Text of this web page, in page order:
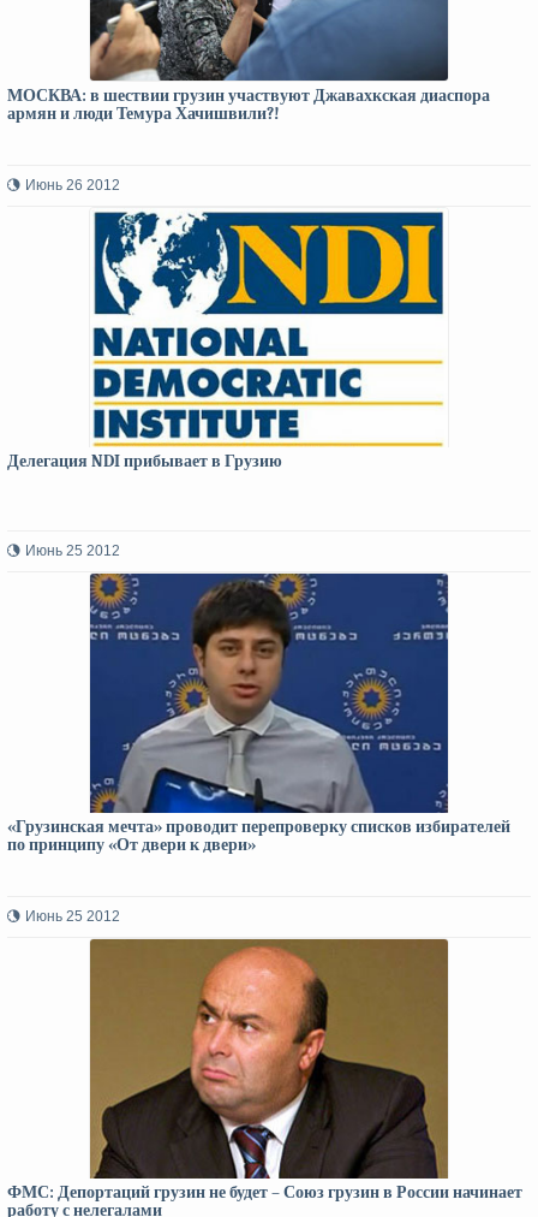
МОСКВА: в шествии грузин участвуют Джавахкская диаспора
армян и люди Темура Хачишвили?!
Июнь 26 2012
Делегация NDI прибывает в Грузию
Июнь 25 2012
«Грузинская мечта» проводит перепроверку списков избирателей
по принципу «От двери к двери»
Июнь 25 2012
ФМС: Депортаций грузин не будет – Союз грузин в России начинает
работу с нелегалами